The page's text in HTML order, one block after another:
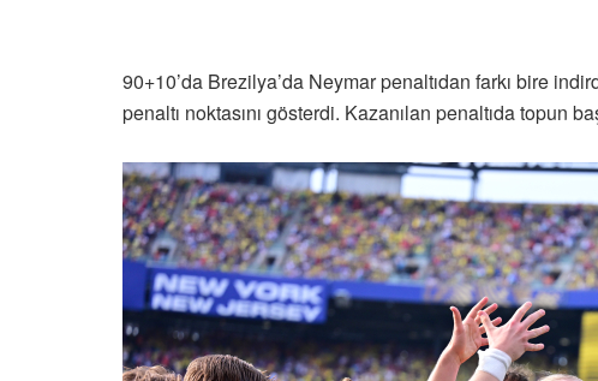
90+10’da Brezilya’da Neymar penaltıdan farkı bire
penaltı noktasını gösterdi. Kazanılan penaltıda topun